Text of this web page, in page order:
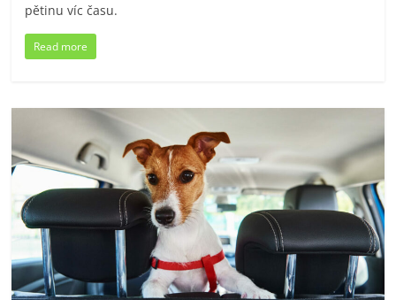
pětinu víc času.
Read more